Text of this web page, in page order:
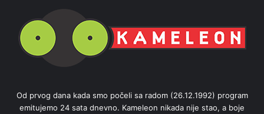
Od prvog dana kada smo počeli sa radom (26.12.1992) program
emitujemo 24 sata dnevno. Kameleon nikada nije stao, a boje